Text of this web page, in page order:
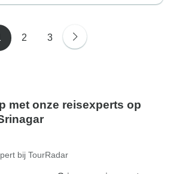
2 3
met onze reisexperts op
bij TourRadar